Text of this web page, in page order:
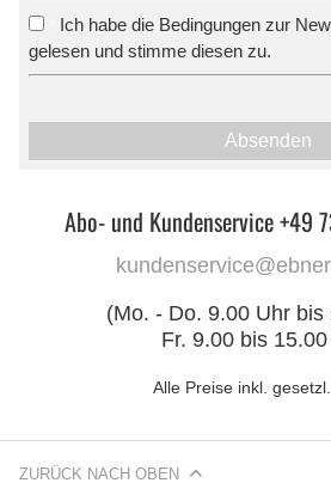
Ich habe die Bedingungen zur
gelesen und stimme diesen zu.
Absenden
Abo- und Kundenservice +49
(Mo. - Do. 9.00 Uhr bis
Fr. 9.00 bis
Alle Preise inkl.
ZURÜCK NACH OBEN